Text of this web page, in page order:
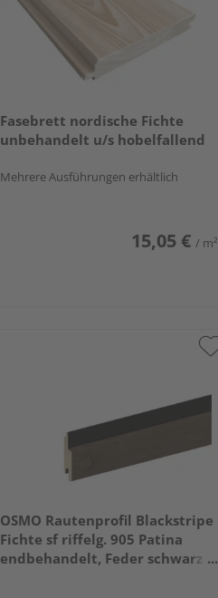
Fasebrett nordische Fichte
unbehandelt u/s hobelfallend
Mehrere Ausführungen erhältlich
15,05 € / m²
OSMO Rautenprofil Blackstripe
Fichte sf riffelg. 905 Patina
endbehandelt, Feder schwarz